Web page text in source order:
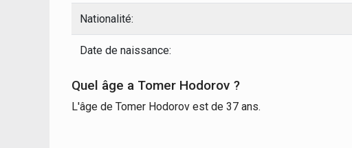
Nationalité:
Date de naissance:
Quel âge a Tomer Hodorov ?
L'âge de Tomer Hodorov est de 37 ans.